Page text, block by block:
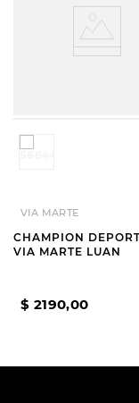
VIA MARTE
CHAMPION
VIA MARTE LUAN
$ 2190,00